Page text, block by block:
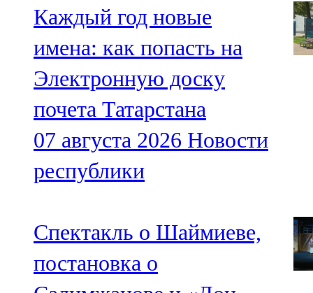
Каждый год новые
имена: как попасть на
Электронную доску
почета Татарстана
07 августа 2026 Новости
республики
Спектакль о Шаймиеве,
постановка о